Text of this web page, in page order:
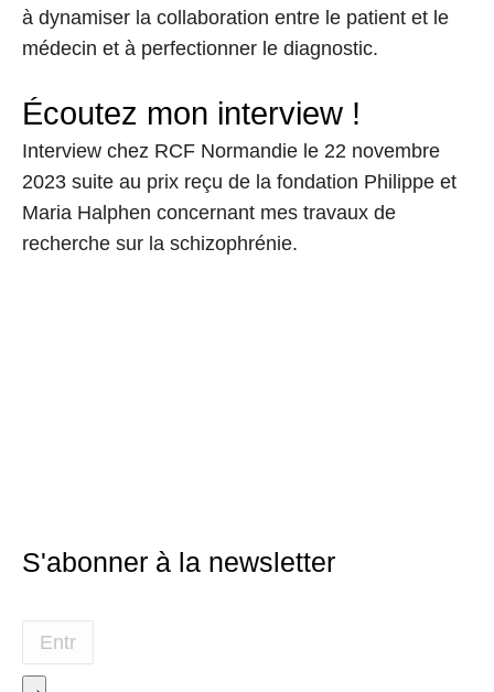
à dynamiser la collaboration entre le patient et le
médecin et à perfectionner le diagnostic.
Écoutez mon interview !
Interview chez RCF Normandie le 22 novembre
2023 suite au prix reçu de la fondation Philippe et
Maria Halphen concernant mes travaux de
recherche sur la schizophrénie.
S'abonner à la newsletter